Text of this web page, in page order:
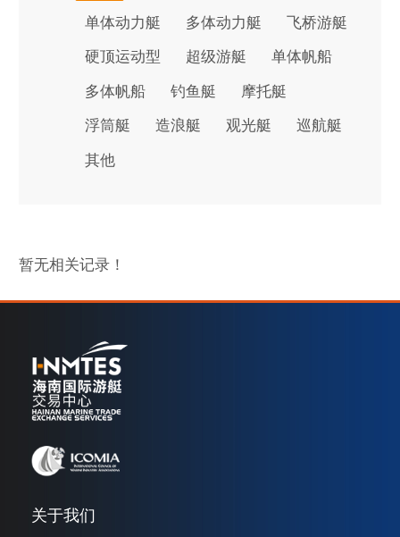
单体动力艇 多体动力艇 飞桥游艇
硬顶运动型 超级游艇 单体帆船
多体帆船 钓鱼艇 摩托艇
浮筒艇 造浪艇 观光艇 巡航艇
其他
暂无相关记录！
关于我们